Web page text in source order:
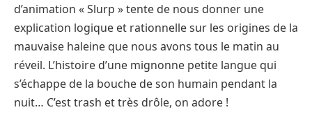
d’animation « Slurp » tente de nous donner une
explication logique et rationnelle sur les origines de la
mauvaise haleine que nous avons tous le matin au
réveil. L’histoire d’une mignonne petite langue qui
s’échappe de la bouche de son humain pendant la
nuit… C’est trash et très drôle, on adore !